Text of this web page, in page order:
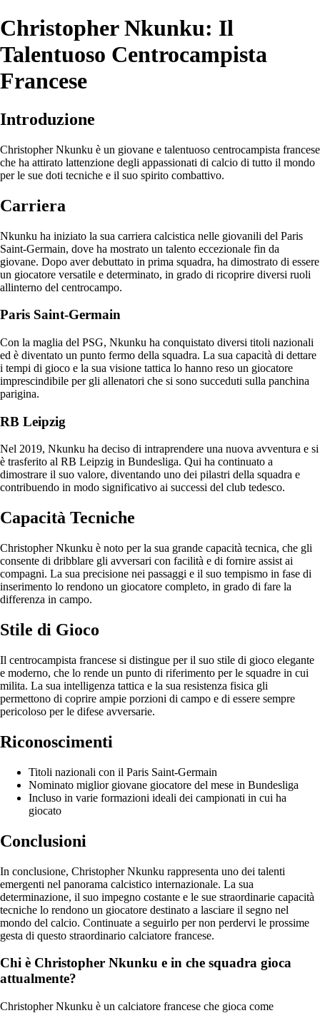
Christopher Nkunku: Il
Talentuoso Centrocampista
Francese
Introduzione
Christopher Nkunku è un giovane e talentuoso centrocampista francese
che ha attirato lattenzione degli appassionati di calcio di tutto il mondo
per le sue doti tecniche e il suo spirito combattivo.
Carriera
Nkunku ha iniziato la sua carriera calcistica nelle giovanili del Paris
Saint-Germain, dove ha mostrato un talento eccezionale fin da
giovane. Dopo aver debuttato in prima squadra, ha dimostrato di essere
un giocatore versatile e determinato, in grado di ricoprire diversi ruoli
allinterno del centrocampo.
Paris Saint-Germain
Con la maglia del PSG, Nkunku ha conquistato diversi titoli nazionali
ed è diventato un punto fermo della squadra. La sua capacità di dettare
i tempi di gioco e la sua visione tattica lo hanno reso un giocatore
imprescindibile per gli allenatori che si sono succeduti sulla panchina
parigina.
RB Leipzig
Nel 2019, Nkunku ha deciso di intraprendere una nuova avventura e si
è trasferito al RB Leipzig in Bundesliga. Qui ha continuato a
dimostrare il suo valore, diventando uno dei pilastri della squadra e
contribuendo in modo significativo ai successi del club tedesco.
Capacità Tecniche
Christopher Nkunku è noto per la sua grande capacità tecnica, che gli
consente di dribblare gli avversari con facilità e di fornire assist ai
compagni. La sua precisione nei passaggi e il suo tempismo in fase di
inserimento lo rendono un giocatore completo, in grado di fare la
differenza in campo.
Stile di Gioco
Il centrocampista francese si distingue per il suo stile di gioco elegante
e moderno, che lo rende un punto di riferimento per le squadre in cui
milita. La sua intelligenza tattica e la sua resistenza fisica gli
permettono di coprire ampie porzioni di campo e di essere sempre
pericoloso per le difese avversarie.
Riconoscimenti
Titoli nazionali con il Paris Saint-Germain
Nominato miglior giovane giocatore del mese in Bundesliga
Incluso in varie formazioni ideali dei campionati in cui ha
giocato
Conclusioni
In conclusione, Christopher Nkunku rappresenta uno dei talenti
emergenti nel panorama calcistico internazionale. La sua
determinazione, il suo impegno costante e le sue straordinarie capacità
tecniche lo rendono un giocatore destinato a lasciare il segno nel
mondo del calcio. Continuate a seguirlo per non perdervi le prossime
gesta di questo straordinario calciatore francese.
Chi è Christopher Nkunku e in che squadra gioca
attualmente?
Christopher Nkunku è un calciatore francese che gioca come